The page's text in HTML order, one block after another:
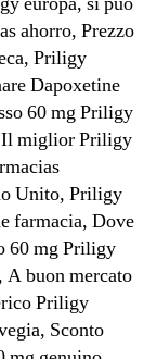
ahorro, Prezzo
Priligy
Dapoxetine
60 mg Priligy
Il miglior Priligy
Unito, Priligy
farmacia, Dove
60 mg Priligy
buon mercato
Priligy
Sconto